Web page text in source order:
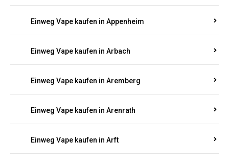
Einweg Vape kaufen in Appenheim
Einweg Vape kaufen in Arbach
Einweg Vape kaufen in Aremberg
Einweg Vape kaufen in Arenrath
Einweg Vape kaufen in Arft